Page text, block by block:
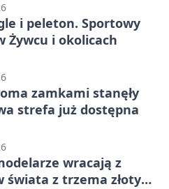
i peleton. Sportowy
Żywcu i okolicach
zamkami stanęły
strefa już dostępna
wracają z
z trzema złotymi